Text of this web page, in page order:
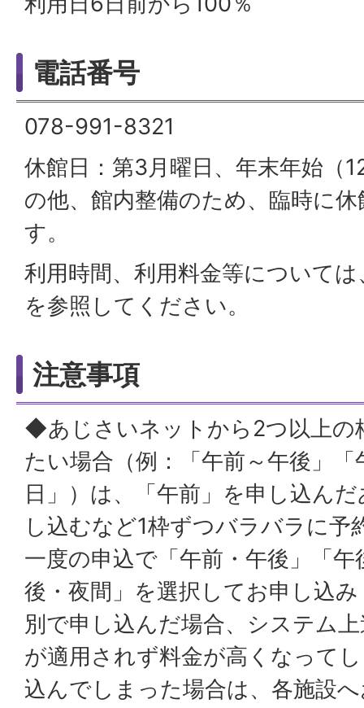
電話番号
078-991-8321
休館日：第3月曜日、年末年始（
の他、館内整備のため、臨時に
す。
利用時間、利用料金等について
を参照してください。
注意事項
◆あじさいネットから2つ以上の
たい場合（例：「午前～午後」「
日」）は、「午前」を申し込ん
し込むなど1枠ずつバラバラに予
一度の申込で「午前・午後」「
後・夜間」を選択してお申し込
別で申し込んだ場合、システム
が適用されず料金が高くなって
込んでしまった場合は、各施設